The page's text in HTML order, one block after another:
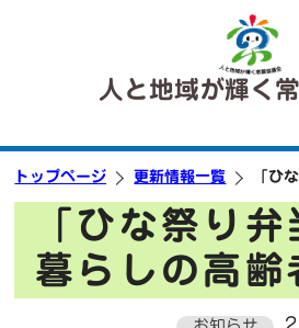
人と地域が輝く
トップページ 更新情報一覧 「ひ
「ひな祭り
暮らしの高齢